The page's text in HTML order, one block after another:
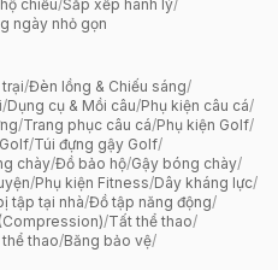
chiếu/Sắp xếp hành lý/
ngày nhỏ gọn
/Đèn lồng & Chiếu sáng/
/Dụng cụ & Mồi câu/Phụ kiện câu cá/
/Trang phục câu cá/Phụ kiện Golf/
/Túi đựng gậy Golf/
chày/Đồ bảo hộ/Gậy bóng chày/
/Phụ kiện Fitness/Dây kháng lực/
tập tại nhà/Đồ tập năng động/
/Tất thể thao/
thể thao/Băng bảo vệ/